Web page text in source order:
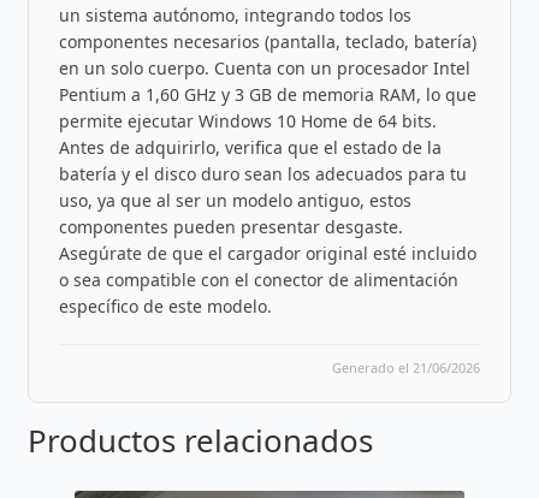
un sistema autónomo, integrando todos los
componentes necesarios (pantalla, teclado, batería)
en un solo cuerpo. Cuenta con un procesador Intel
Pentium a 1,60 GHz y 3 GB de memoria RAM, lo que
permite ejecutar Windows 10 Home de 64 bits.
Antes de adquirirlo, verifica que el estado de la
batería y el disco duro sean los adecuados para tu
uso, ya que al ser un modelo antiguo, estos
componentes pueden presentar desgaste.
Asegúrate de que el cargador original esté incluido
o sea compatible con el conector de alimentación
específico de este modelo.
Generado el 21/06/2026
Productos relacionados